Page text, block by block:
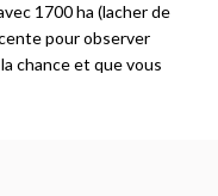
1700 ha (lacher de
pour observer
chance et que vous